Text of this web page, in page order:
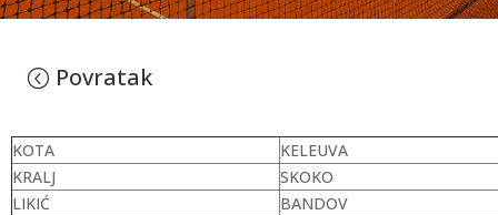
Povratak
KOTA
KELEUVA
KRALJ
SKOKO
LIKIĆ
BANDOV